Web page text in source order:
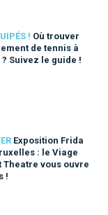
! Où trouver
de tennis à
Suivez le guide !
? Suivez le
Exposition Frida
: le Viage
Theatre vous ouvre
!
Digital Art